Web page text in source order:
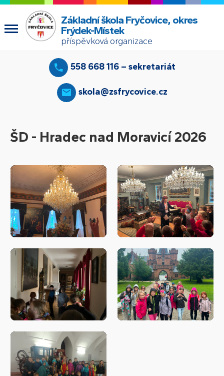
Základní škola Fryčovice, okres
Frýdek-Místek
příspěvková organizace
558 668 116 – sekretariát
skola@zsfrycovice.cz
ŠD - Hradec nad Moravicí 2026